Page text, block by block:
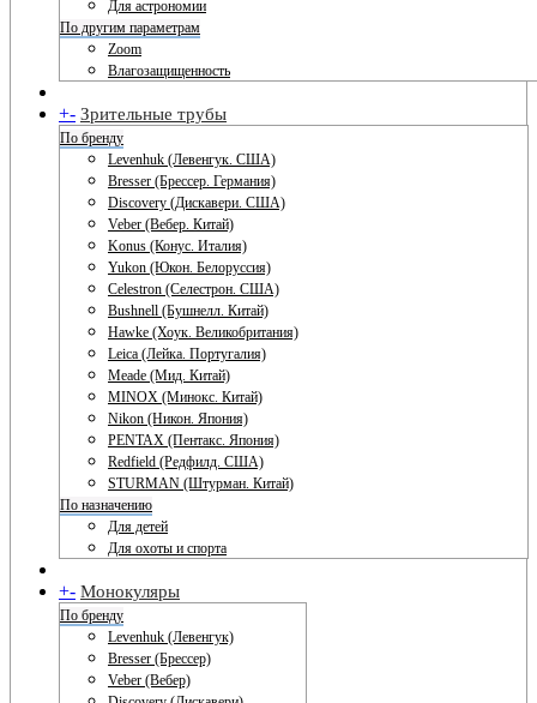
Для астрономии
По другим параметрам
Zoom
Влагозащищенность
+- Зрительные трубы
По бренду
Levenhuk (Левенгук. США)
Bresser (Брессер. Германия)
Discovery (Дискавери. США)
Veber (Вебер. Китай)
Konus (Конус. Италия)
Yukon (Юкон. Белоруссия)
Celestron (Селестрон. США)
Bushnell (Бушнелл. Китай)
Hawke (Хоук. Великобритания)
Leica (Лейка. Португалия)
Meade (Мид. Китай)
MINOX (Минокс. Китай)
Nikon (Никон. Япония)
PENTAX (Пентакс. Япония)
Redfield (Редфилд. США)
STURMAN (Штурман. Китай)
По назначению
Для детей
Для охоты и спорта
+- Монокуляры
По бренду
Levenhuk (Левенгук)
Bresser (Брессер)
Veber (Вебер)